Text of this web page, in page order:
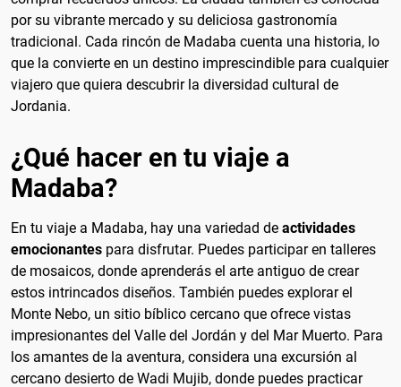
por su vibrante mercado y su deliciosa gastronomía
tradicional. Cada rincón de Madaba cuenta una historia, lo
que la convierte en un destino imprescindible para cualquier
viajero que quiera descubrir la diversidad cultural de
Jordania.
¿Qué hacer en tu viaje a
Madaba?
En tu viaje a Madaba, hay una variedad de actividades
emocionantes para disfrutar. Puedes participar en talleres
de mosaicos, donde aprenderás el arte antiguo de crear
estos intrincados diseños. También puedes explorar el
Monte Nebo, un sitio bíblico cercano que ofrece vistas
impresionantes del Valle del Jordán y del Mar Muerto. Para
los amantes de la aventura, considera una excursión al
cercano desierto de Wadi Mujib, donde puedes practicar